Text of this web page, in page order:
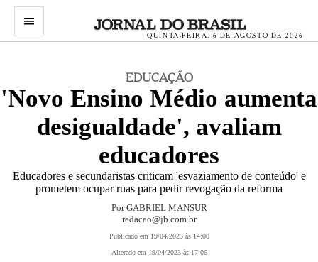
menu
QUINTA-FEIRA, 6 DE AGOSTO DE 2026
EDUCAÇÃO
'Novo Ensino Médio aumenta
desigualdade', avaliam
educadores
Educadores e secundaristas criticam 'esvaziamento de conteúdo' e
prometem ocupar ruas para pedir revogação da reforma
Por GABRIEL MANSUR
redacao@jb.com.br
Publicado em 19/04/2023 às 14:00
Alterado em 19/04/2023 às 17:06